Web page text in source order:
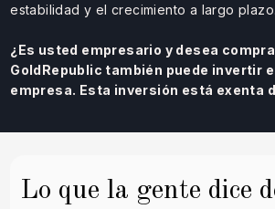
estabilidad y el crecimiento a largo plazo.
¿Es usted empresario y desea
GoldRepublic también puede invertir
empresa. Esta inversión está exenta
Lo que la gente dice